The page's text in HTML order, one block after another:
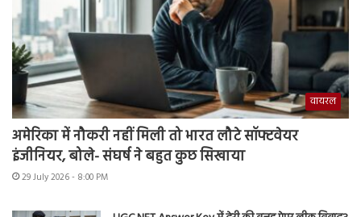
वायरल
अमेरिका में नौकरी नहीं मिली तो भारत लौटे सॉफ्टवेयर
इंजीनियर, बोले- संघर्ष ने बहुत कुछ सिखाया
29 July 2026 - 8:00 PM